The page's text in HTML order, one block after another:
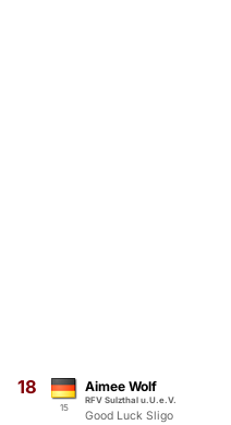
18
15
Aimee Wolf
RFV Sulzthal u.U.e.V.
Good Luck Sligo